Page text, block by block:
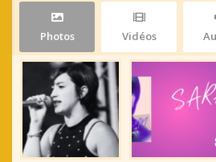
Photos Vidéos